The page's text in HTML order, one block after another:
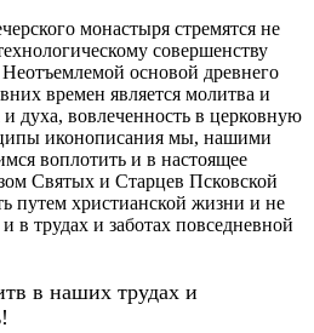
монастыря стремятся не
совершенству
основой древнего
времен является молитва и
и духа, вовлеченность в церковную
иконописания мы, нашими
воплотить и в настоящее
Святых и Старцев Псковской
путем христианской жизни и не
в трудах и заботах повседневной
в наших трудах и